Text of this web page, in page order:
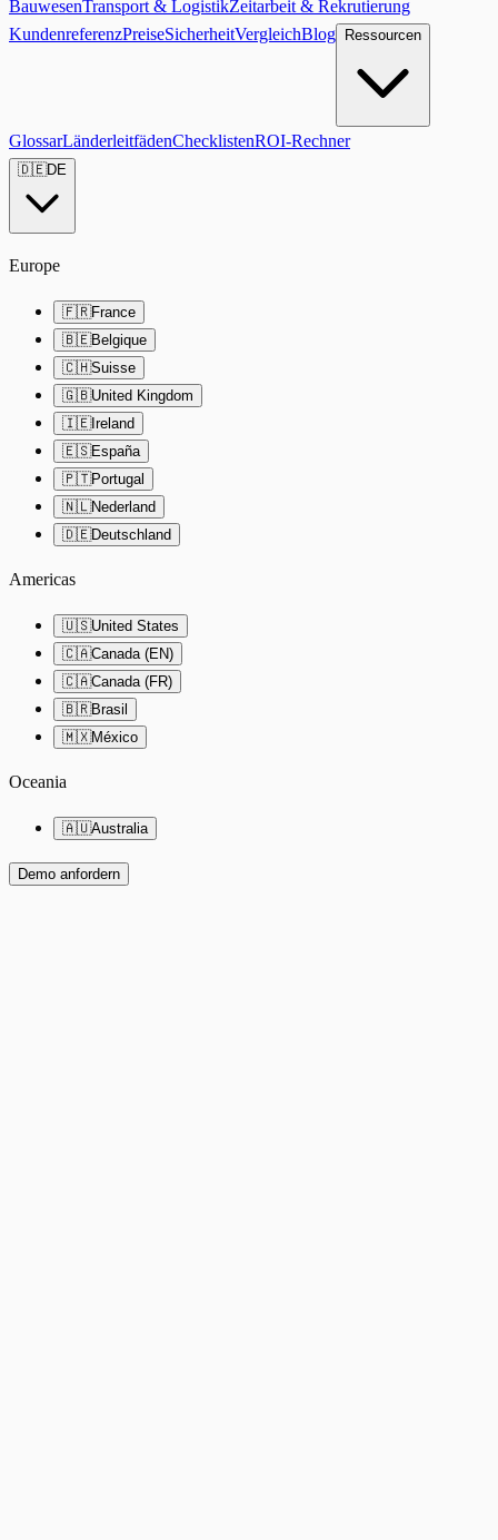
BauwesenTransport & LogistikZeitarbeit & Rekrutierung
KundenreferenzPreiseSicherheitVergleichBlog Ressourcen
GlossarLänderleitfädenChecklistenROI-Rechner
🇩🇪DE
Europe
🇫🇷France
🇧🇪Belgique
🇨🇭Suisse
🇬🇧United Kingdom
🇮🇪Ireland
🇪🇸España
🇵🇹Portugal
🇳🇱Nederland
🇩🇪Deutschland
Americas
🇺🇸United States
🇨🇦Canada (EN)
🇨🇦Canada (FR)
🇧🇷Brasil
🇲🇽México
Oceania
🇦🇺Australia
Demo anfordern